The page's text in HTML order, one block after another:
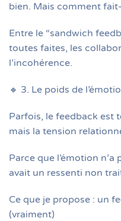
bien. Mais comment
Entre le “sandwich
toutes faites, les
l’incohérence.
🔸 3. Le poids de
Parfois, le feedback
mais la tension
Parce que l’émotion n’a
avait un ressenti non
Ce que je propose : un
(vraiment)